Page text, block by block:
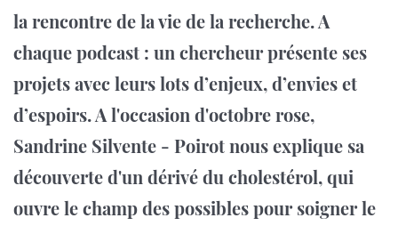
la rencontre de la vie de la recherche. A
chaque podcast : un chercheur présente ses
projets avec leurs lots d’enjeux, d’envies et
d’espoirs.A l'occasion d'octobre rose,
Sandrine Silvente - Poirot nous explique sa
découverte d'un dérivé du cholestérol, qui
ouvre le champ des possibles pour soigner le